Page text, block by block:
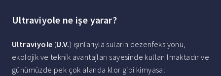
Ultraviyole ne işe yarar?
Ultraviyole (U.V.) ışınlarıyla suların dezenfeksiyonu,
ekolojik ve teknik avantajları sayesinde kullanılmaktadır ve
günümüzde pek çok alanda klor gibi kimyasal